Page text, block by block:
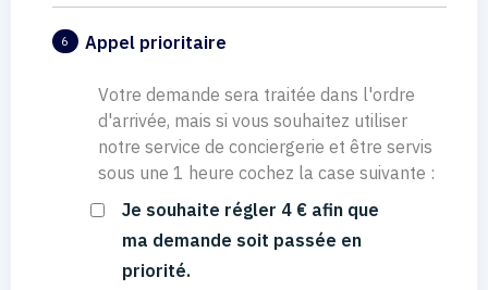
6 Appel prioritaire
Votre demande sera traitée dans l'ordre
d'arrivée, mais si vous souhaitez utiliser
notre service de conciergerie et être servis
sous une 1 heure cochez la case suivante :
Je souhaite régler 4 € afin que
ma demande soit passée en
priorité.